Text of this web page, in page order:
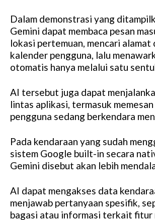
Dalam demonstrasi yang
Gemini dapat membaca pesan
lokasi pertemuan, mencari alamat
kalender pengguna, lalu
otomatis hanya melalui satu
AI tersebut juga dapat
lintas aplikasi, termasuk
pengguna sedang berkendara
Pada kendaraan yang sudah
sistem Google built-in secara
Gemini disebut akan lebih
AI dapat mengakses data
menjawab pertanyaan spesifik,
bagasi atau informasi terkait fitur